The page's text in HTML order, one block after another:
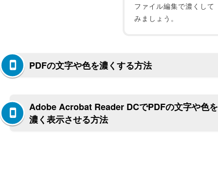
ファイル編集で濃くして
みましょう。
PDFの文字や色を濃くする方法
Adobe Acrobat Reader DCでPDFの文字や色を
濃く表示させる方法